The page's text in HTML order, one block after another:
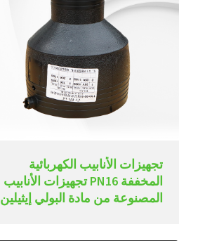
تجهيزات الأنابيب الكهربائية
المخففة PN16 تجهيزات الأنابيب
المصنوعة من مادة البولي إيثيلين